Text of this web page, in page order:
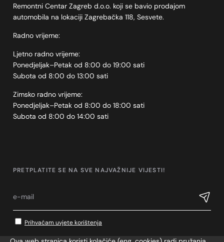
Remontni Centar Zagreb d.o.o. koji se bavio prodajom
automobila na lokaciji Zagrebačka 118, Sesvete.
Radno vrijeme:
Ljetno radno vrijeme:
Ponedjeljak–Petak od 8:00 do 19:00 sati
Subota od 8:00 do 13:00 sati
Zimsko radno vrijeme:
Ponedjeljak–Petak od 8:00 do 18:00 sati
Subota od 8:00 do 14:00 sati
PRETPLATITE SE NA SVE NAJVAŽNIJE VIJESTI!
Prihvaćam uvjete korištenja